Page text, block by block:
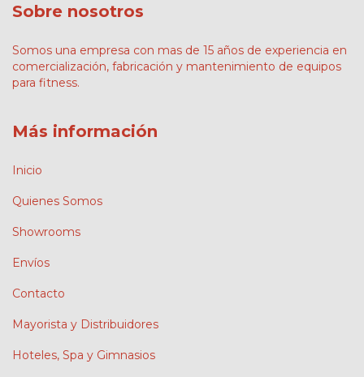
Sobre nosotros
Somos una empresa con mas de 15 años de experiencia en
comercialización, fabricación y mantenimiento de equipos
para fitness.
Más información
Inicio
Quienes Somos
Showrooms
Envíos
Contacto
Mayorista y Distribuidores
Hoteles, Spa y Gimnasios